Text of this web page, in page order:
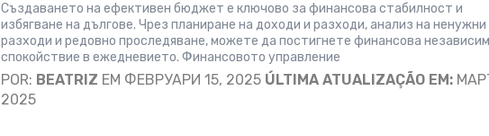
Създаването на ефективен бюджет е ключово за финансова стабилност и
избягване на дългове. Чрез планиране на доходи и разходи, анализ на ненужни
разходи и редовно проследяване, можете да постигнете финансова
спокойствие в ежедневието. Финансовото управление
POR: BEATRIZ EM ФЕВРУАРИ 15, 2025 ÚLTIMA ATUALIZAÇÃO EM:
2025